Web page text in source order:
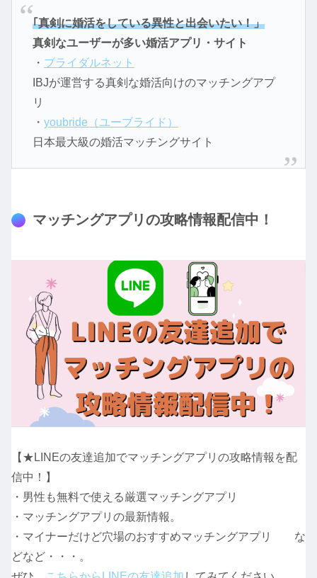
｢真剣に婚活をしている異性と出会いたい！」
真剣なユーザーが多い婚活アプリ・サイト
・ ブライダルネット
IBJが運営する真剣な婚活向けのマッチングアプ
リ
・ youbride（ユーブライド）
日本最大級の婚活マッチングサイト
マッチングアプリの攻略情報配信中！
【★LINEの友達追加でマッチングアプリの攻略情報を配
信中！】
・男性も無料で使える厳選マッチングアプリ
・マッチングアプリの最新情報。
・マイナーだけど穴場のおすすめマッチングアプリ な
どなど・・・。